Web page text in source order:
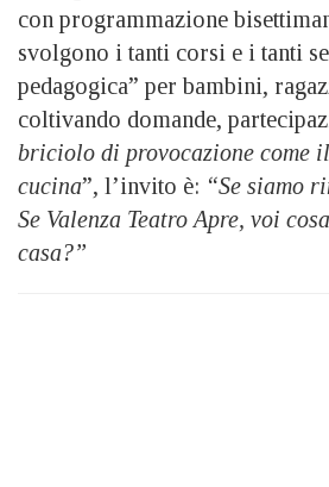
con programmazione
svolgono i tanti corsi e i tanti
pedagogica” per bambini,
coltivando domande,
briciolo di provocazione come
cucina”, l’invito è: “Se siamo
Se Valenza Teatro Apre, voi
casa?”